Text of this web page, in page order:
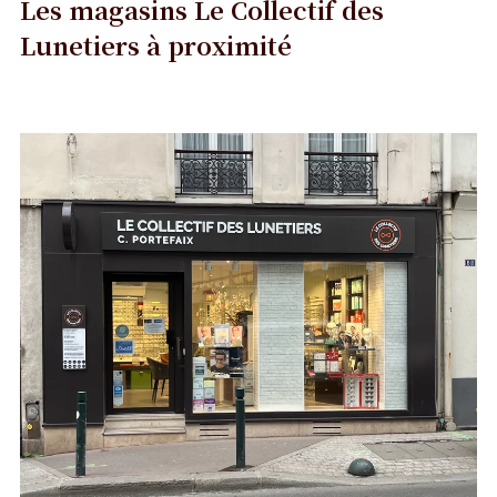
Les magasins Le Collectif des
Lunetiers à proximité
Opticien
Saint-
Mandé
-
Tourelle
-
Le
Collectif
des
Lunetiers
Précédent
Suivant